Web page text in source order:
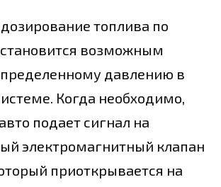
топлива по
возможным
давлению в
Когда необходимо,
подает сигнал на
электромагнитный клапан
приоткрывается на